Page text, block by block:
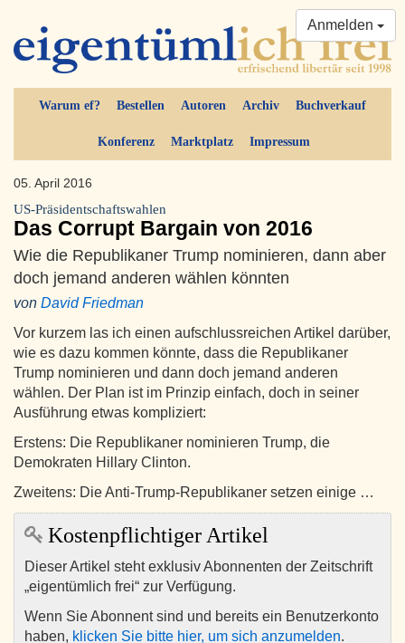
Warum ef? Bestellen Autoren Archiv Buchverkauf
Konferenz Marktplatz Impressum
Anmelden
05. April 2016
US-Präsidentschaftswahlen
Das Corrupt Bargain von 2016
Wie die Republikaner Trump nominieren, dann aber
doch jemand anderen wählen könnten
von David Friedman
Vor kurzem las ich einen aufschlussreichen Artikel darüber,
wie es dazu kommen könnte, dass die Republikaner
Trump nominieren und dann doch jemand anderen
wählen. Der Plan ist im Prinzip einfach, doch in seiner
Ausführung etwas kompliziert:
Erstens: Die Republikaner nominieren Trump, die
Demokraten Hillary Clinton.
Zweitens: Die Anti-Trump-Republikaner setzen einige …
Kostenpflichtiger Artikel
Dieser Artikel steht exklusiv Abonnenten der Zeitschrift
„eigentümlich frei“ zur Verfügung.
Wenn Sie Abonnent sind und bereits ein Benutzerkonto
haben, klicken Sie bitte hier, um sich anzumelden.